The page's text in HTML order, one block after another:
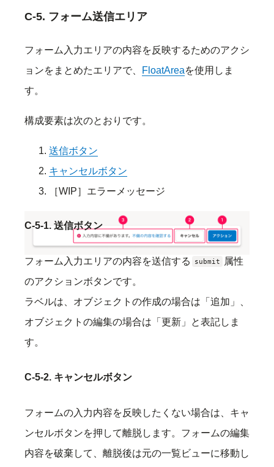
C-5. フォーム送信エリア
フォーム入力エリアの内容を反映するためのアクシ
ョンをまとめたエリアで、
FloatAreaを使用しま
す。
構成要素は次のとおりです。
送信ボタン
キャンセルボタン
［WIP］エラーメッセージ
C-5-1. 送信ボタン
フォーム入力エリアの内容を送信する submit
属性
のアクションボタンです。
ラベルは、オブジェクトの作成の場合は「追加」、
オブジェクトの編集の場合は「更新」と表記しま
す。
C-5-2. キャンセルボタン
フォームの入力内容を反映したくない場合は、キャ
ンセルボタンを押して離脱します。フォームの編集
内容を破棄して、離脱後は元の一覧ビューに移動し